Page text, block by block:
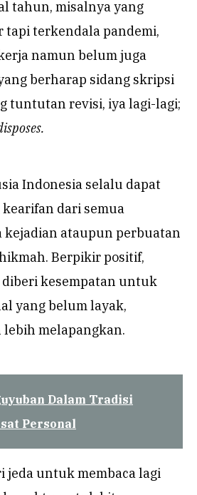
tahun, misalnya yang
tapi terkendala pandemi,
namun belum juga
berharap sidang skripsi
tuntutan revisi, iya lagi-lagi;
Indonesia selalu dapat
dari semua
kejadian ataupun perbuatan
Berpikir positif,
kesempatan untuk
yang belum layak,
melapangkan.
Dalam Tradisi
Personal
jeda untuk membaca lagi